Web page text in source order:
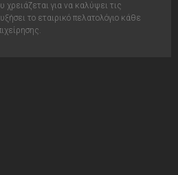
χρειάζεται για να καλύψει τις
το εταιρικό πελατολόγιο κάθε